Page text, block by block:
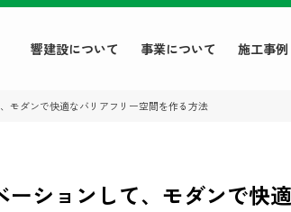
響建設について 事業について 施工事例
モダンで快適なバリアフリー空間を作る方法
ションして、モダンで快